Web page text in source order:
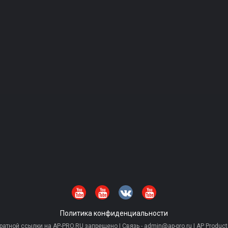
Политика конфиденциальности
ссылки на AP-PRO.RU запрещено | Связь - admin@ap-pro.ru | AP